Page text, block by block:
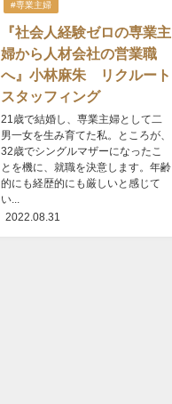
#専業主婦
『社会人経験ゼロの専業主
婦から人材会社の営業職
へ』小林麻朱 リクルート
スタッフィング
21歳で結婚し、専業主婦として二
男一女を生み育てた私。ところが、
32歳でシングルマザーになったこ
とを機に、就職を決意します。年齢
的にも経歴的にも厳しいと感じて
い...
2022.08.31